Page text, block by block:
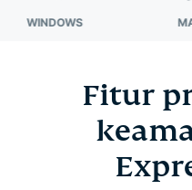
Dapatkan lebih banyak
VPN untuk semua
Fitur